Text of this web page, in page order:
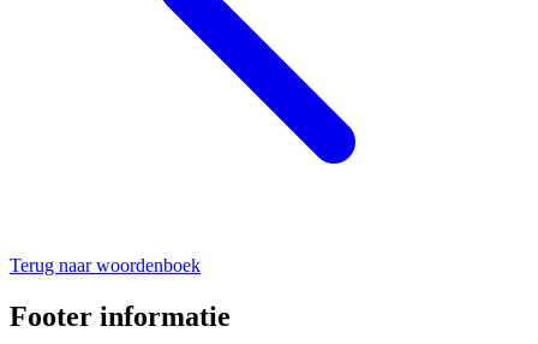
Terug naar woordenboek
Footer informatie